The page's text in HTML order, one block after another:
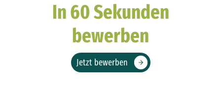
In 60 Sekunden
bewerben
Jetzt bewerben